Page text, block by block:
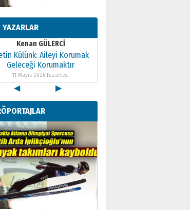
YAZARLAR
Külünk: Aileyi Korumak
Geleceği Korumaktır
11 Mayıs 2026 Pazartesi
Kenan GÜLERCİ
Külünk: Aileyi Korumak
Geleceği Korumaktır
11 Mayıs 2026 Pazartesi
Kenan GÜLERCİ
Külünk: Aileyi Korumak
Geleceği Korumaktır
11 Mayıs 2026 Pazartesi
◀ ▶